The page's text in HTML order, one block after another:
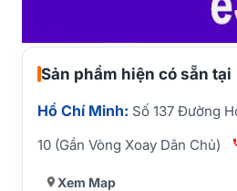
Sản phẩm hiện có sẵn tại
Hồ Chí Minh: Số 137 Đường
10 (Gần Vòng Xoay Dân Chủ)
Xem Map